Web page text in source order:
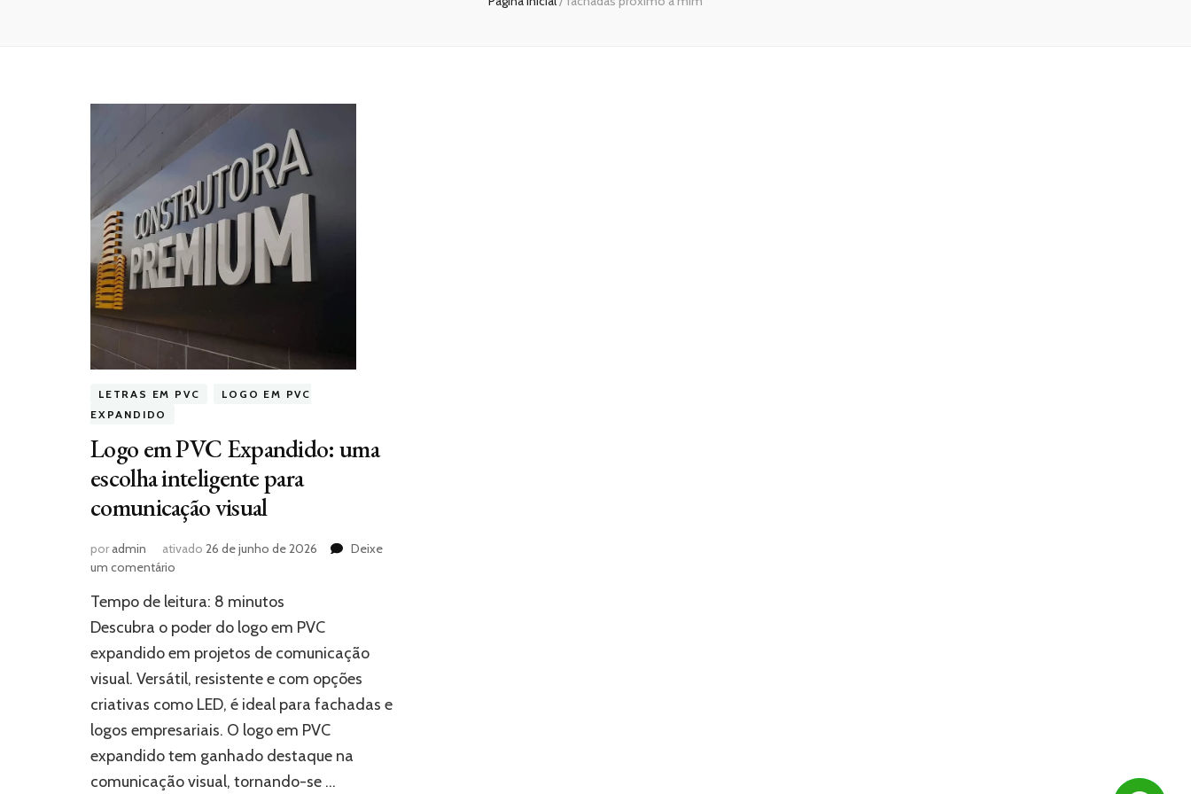
LETRAS EM PVC
LOGO EM PVC
EXPANDIDO
Logo em PVC Expandido: uma
escolha inteligente para
comunicação visual
poradmin ativado 26 de junho de 2026
Deixe
um comentário
em
PVC
uma
escolha
inteligente
para
comunicação
visual
Tempo de leitura: 8 minutos
Descubra o poder do logo em PVC
expandido em projetos de comunicação
visual. Versátil, resistente e com opções
criativas como LED, é ideal para fachadas e
logos empresariais. O logo em PVC
expandido tem ganhado destaque na
comunicação visual, tornando-se …